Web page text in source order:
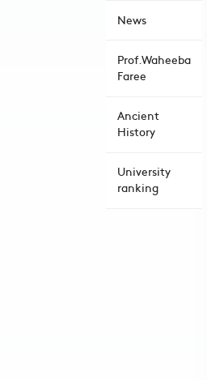
News
Prof.Waheeba
Faree
Ancient
History
University
ranking